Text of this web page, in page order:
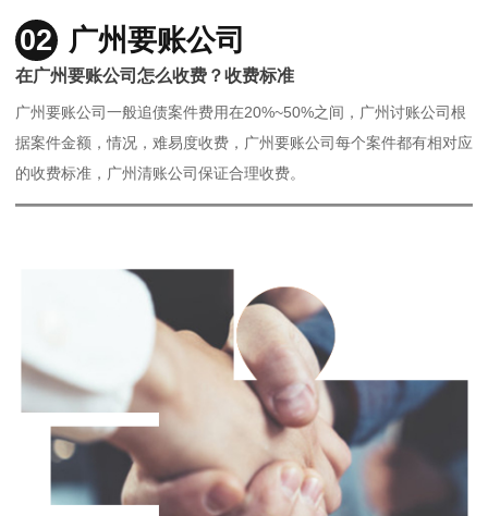
02 广州要账公司
在广州要账公司怎么收费？收费标准
广州要账公司一般追债案件费用在20%~50%之间，广州讨账公司根
据案件金额，情况，难易度收费，广州要账公司每个案件都有相对应
的收费标准，广州清账公司保证合理收费。